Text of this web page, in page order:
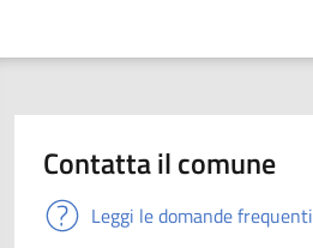
Contatta il comune
Leggi le domande frequenti